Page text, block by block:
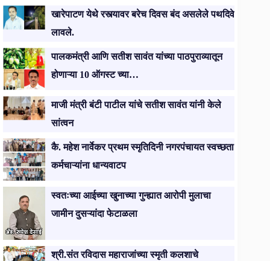
खारेपाटण येथे रस्त्यावर बरेच दिवस बंद असलेले पथदिवे
लावले.
पालकमंत्री आणि सतीश सावंत यांच्या पाठपुराव्यातून
होणाऱ्या 10 ऑगस्ट च्या…
माजी मंत्री बंटी पाटील यांचे सतीश सावंत यांनी केले
सांत्वन
कै. महेश नार्वेकर प्रथम स्मृतिदिनी नगरपंचायत स्वच्छता
कर्मचाऱ्यांना धान्यवाटप
स्वतःच्या आईच्या खुनाच्या गुन्ह्यात आरोपी मुलाचा
जामीन दुसऱ्यांदा फेटाळला
श्री.संत रविदास महाराजांच्या स्मृती कलशाचे